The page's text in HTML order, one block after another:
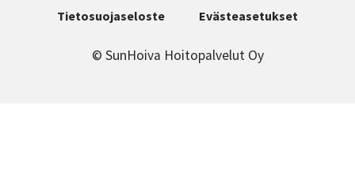
Tietosuojaseloste Evästeasetukset
© SunHoiva Hoitopalvelut Oy